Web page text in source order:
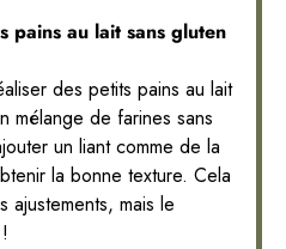
pains au lait sans gluten
des petits pains au lait
mélange de farines sans
un liant comme de la
la bonne texture. Cela
ajustements, mais le